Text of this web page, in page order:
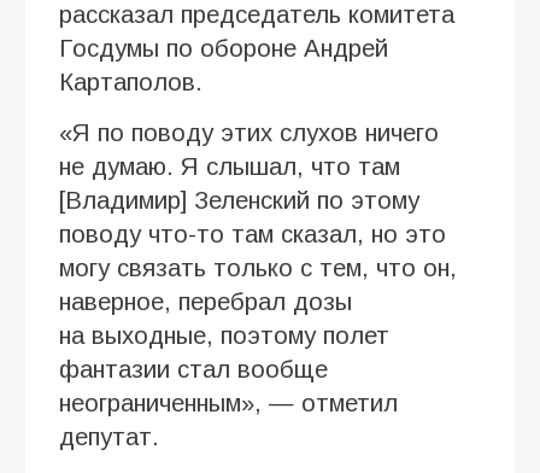
рассказал председатель комитета
Госдумы по обороне Андрей
Картаполов.
«Я по поводу этих слухов ничего
не думаю. Я слышал, что там
[Владимир] Зеленский по этому
поводу что-то там сказал, но это
могу связать только с тем, что он,
наверное, перебрал дозы
на выходные, поэтому полет
фантазии стал вообще
неограниченным», — отметил
депутат.